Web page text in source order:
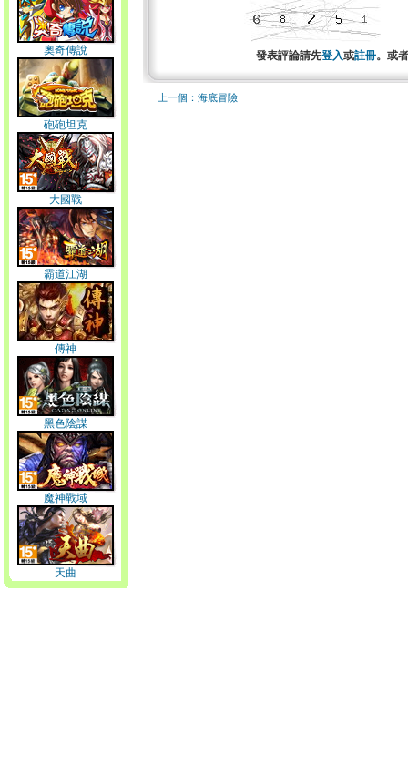
奧奇傳說
砲砲坦克
大國戰
霸道江湖
傳神
黑色陰謀
魔神戰域
天曲
發表評論請先登入或註冊。或
上一個：海底冒險